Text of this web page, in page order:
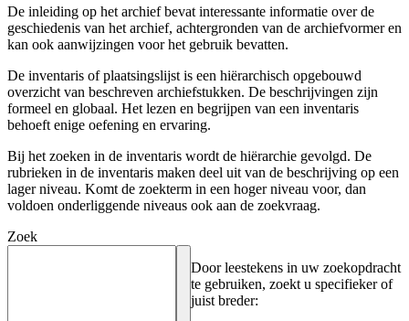
De inleiding op het archief bevat interessante informatie over de
geschiedenis van het archief, achtergronden van de archiefvormer en
kan ook aanwijzingen voor het gebruik bevatten.
De inventaris of plaatsingslijst is een hiërarchisch opgebouwd
overzicht van beschreven archiefstukken. De beschrijvingen zijn
formeel en globaal. Het lezen en begrijpen van een inventaris
behoeft enige oefening en ervaring.
Bij het zoeken in de inventaris wordt de hiërarchie gevolgd. De
rubrieken in de inventaris maken deel uit van de beschrijving op een
lager niveau. Komt de zoekterm in een hoger niveau voor, dan
voldoen onderliggende niveaus ook aan de zoekvraag.
Zoek
Door leestekens in uw zoekopdracht
te gebruiken, zoekt u specifieker of
juist breder: